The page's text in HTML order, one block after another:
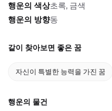
행운의 색상초록, 금색
행운의 방향동
같이 찾아보면 좋은 꿈
자신이 특별한 능력을 가진 꿈
행운의 물건